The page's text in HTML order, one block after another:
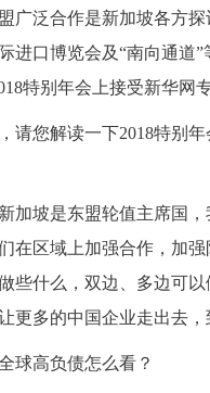
广泛合作是新加坡各方
进口博览会及“南向通道
特别年会上接受新华网专
请您解读一下2018特别
加坡是东盟轮值主席国
在区域上加强合作，加
些什么，双边、多边可
更多的中国企业走出去，
球高负债怎么看？